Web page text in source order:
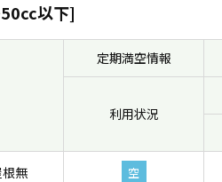
以下]
定期満空情報
利用状況
根無 空